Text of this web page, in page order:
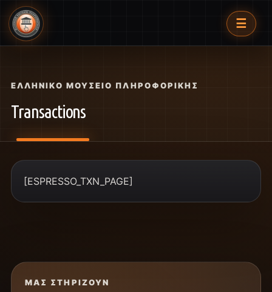
☰
ΕΛΛΗΝΙΚΌ ΜΟΥΣΕΊΟ ΠΛΗΡΟΦΟΡΙΚΉΣ
Transactions
[ESPRESSO_TXN_PAGE]
ΜΑΣ ΣΤΗΡΊΖΟΥΝ